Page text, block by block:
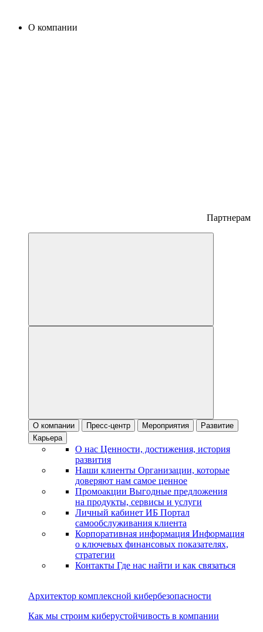
О компании
Партнерам
О компании Пресс-центр Мероприятия
Развитие
Карьера
О нас Ценности, достижения, история
развития
Наши клиенты Организации, которые
доверяют нам самое ценное
Промоакции Выгодные предложения
на продукты, сервисы и услуги
Личный кабинет ИБ Портал
самообслуживания клиента
Корпоративная информация Информация
о ключевых финансовых показателях,
стратегии
Контакты Где нас найти и как связаться
Архитектор комплексной кибербезопасности
Как мы строим киберустойчивость в компании